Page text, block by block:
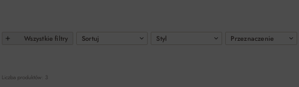
Wszystkie filtry Sortuj Styl Przeznaczenie
Liczba produktów: 3